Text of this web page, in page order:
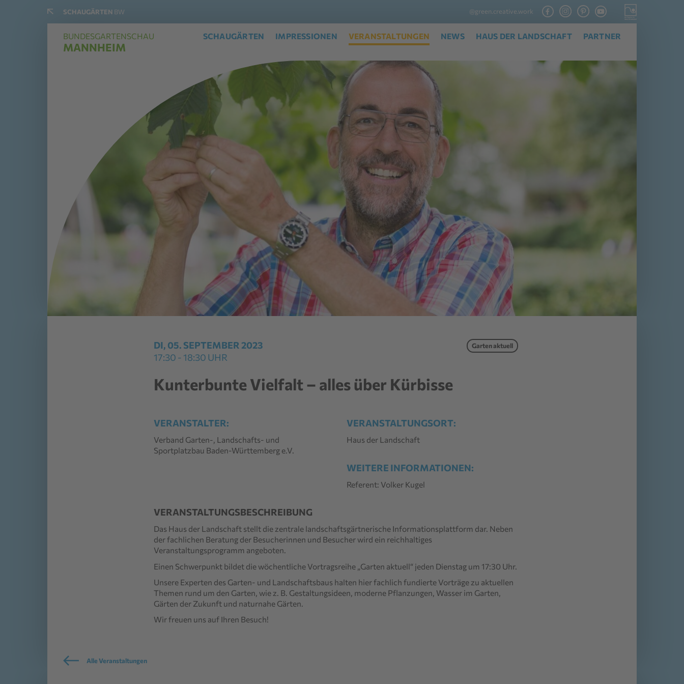
SCHAUGÄRTEN BW @green.creative.work
BUNDESGARTENSCHAU
MANNHEIM
SCHAUGÄRTEN IMPRESSIONEN VERANSTALTUNGEN NEWS HAUS DER LANDSCHAFT PARTNER
DI, 05. SEPTEMBER 2023
17:30 - 18:30 UHR
Garten aktuell
Kunterbunte Vielfalt – alles über Kürbisse
VERANSTALTER:
Verband Garten-, Landschafts- und
Sportplatzbau Baden-Württemberg e.V.
VERANSTALTUNGSORT:
Haus der Landschaft
WEITERE INFORMATIONEN:
Referent: Volker Kugel
VERANSTALTUNGSBESCHREIBUNG
Das Haus der Landschaft stellt die zentrale landschaftsgärtnerische Informationsplattform dar. Neben
der fachlichen Beratung der Besucherinnen und Besucher wird ein reichhaltiges
Veranstaltungsprogramm angeboten.
Einen Schwerpunkt bildet die wöchentliche Vortragsreihe „Garten aktuell“ jeden Dienstag um 17:30 Uhr.
Unsere Experten des Garten- und Landschaftsbaus halten hier fachlich fundierte Vorträge zu aktuellen
Themen rund um den Garten, wie z. B. Gestaltungsideen, moderne Pflanzungen, Wasser im Garten,
Gärten der Zukunft und naturnahe Gärten.
Wir freuen uns auf Ihren Besuch!
Alle Veranstaltungen